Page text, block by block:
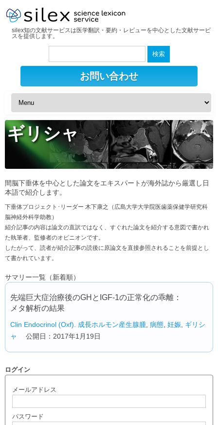
silex知の文献サービスは医学翻訳・要約・レビューを中心とした文献サービ
スを提供します。
検
お問い合わせ
ギリシャ
間脳下垂体を中心とした論文をエキスパートが海外誌から厳選し日
本語で紹介します。
下垂体プロジェクト･リーダー 木下康之（広島大学大学院医歯薬保健学研究科
脳神経外科学助教）
紹介記事の内容は論文の直訳ではなく、すぐれた論文を紹介する意図で書かれ
た執筆者、監修者のオピニオンです。
したがって、読者が紹介記事の読後に原論文を直接参照されることを前提とし
て書かれています。
サマリー一覧（新着順）
先端巨大症治療後のGHとIGF-1の正常化の乖離：
メタ解析の結果
Clin Endocrinol (Oxf). 成長ホルモン産生腺腫 病態 妊娠 ギリシ
ャ
公開日：2017年1月19日
ログイン
メールアドレス
パスワード